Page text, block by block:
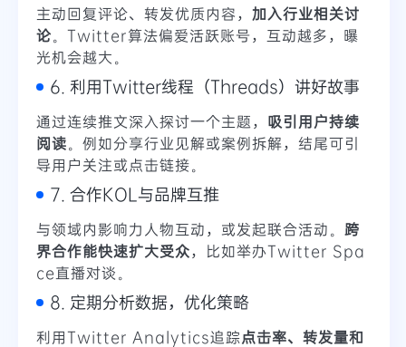
主动回复评论、转发优质内容， 加入行业相关讨
论。Twitter算法偏爱活跃账号，互动越多，曝
光机会越大。
6. 利用Twitter线程（Threads）讲好故事
通过连续推文深入探讨一个主题， 吸引用户持续
阅读。例如分享行业见解或案例拆解，结尾可引
导用户关注或点击链接。
7. 合作KOL与品牌互推
与领域内影响力人物互动，或发起联合活动。 跨
界合作能快速扩大受众，比如举办Twitter Spa
ce直播对谈。
8. 定期分析数据，优化策略
利用Twitter Analytics追踪点击率、转发量和